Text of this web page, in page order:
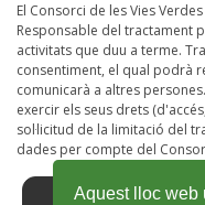
El Consorci de les Vies
Responsable del tractament
activitats que duu a terme.
consentiment, el qual podrà
comunicarà a altres
exercir els seus drets
sol·licitud de la limitació del
dades per compte del
Aquest lloc web